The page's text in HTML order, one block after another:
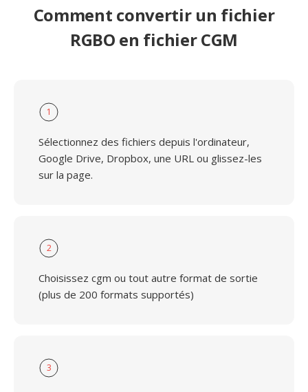
Comment convertir un fichier
RGBO en fichier CGM
1
Sélectionnez des fichiers depuis l'ordinateur,
Google Drive, Dropbox, une URL ou glissez-les
sur la page.
2
Choisissez cgm ou tout autre format de sortie
(plus de 200 formats supportés)
3